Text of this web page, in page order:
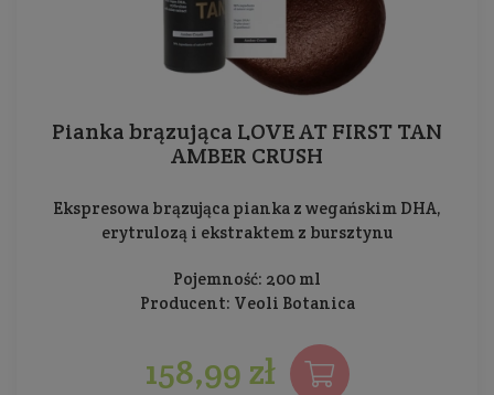
Pianka brązująca LOVE AT FIRST TAN
AMBER CRUSH
Ekspresowa brązująca pianka z wegańskim DHA,
erytrulozą i ekstraktem z bursztynu
Pojemność: 200 ml
Producent: Veoli Botanica
158,99 zł